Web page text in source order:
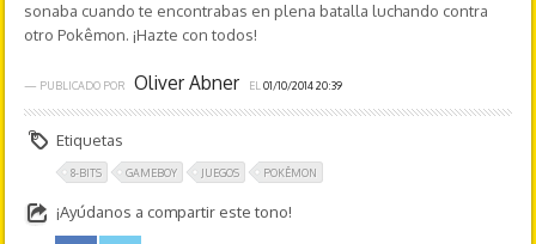
sonaba cuando te encontrabas en plena batalla luchando contra
otro Pokêmon. ¡Hazte con todos!
— PUBLICADO POR Oliver Abner EL01/10/2014 20:39
Etiquetas
8-BITS GAMEBOY JUEGOS POKÊMON
¡Ayúdanos a compartir este tono!